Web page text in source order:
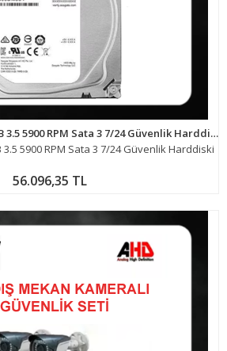
Seagate Barracuda 4 TB 3.5 5900 RPM Sata 3 7/24 Güvenlik Harddiski ST4000DM004
5900 RPM Sata 3 7/24 Güvenlik Harddiski
56.096,35 TL